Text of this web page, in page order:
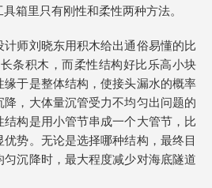
箱里只有刚性和柔性两种方法。
师刘晓东用积木给出通俗易懂的比
条积木，而柔性结构好比乐高小块
于是整体结构，使接头漏水的概率
，大体量沉管受力不均匀出问题的
构是用小管节串成一个大管节，比
势。无论是选择哪种结构，最终目
沉降时，最大程度减少对海底隧道